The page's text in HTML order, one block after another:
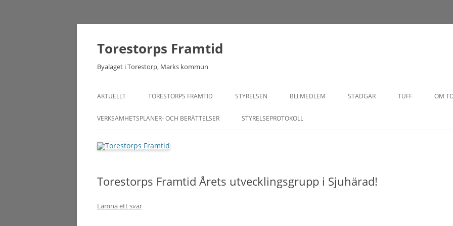
Torestorps Framtid
Byalaget i Torestorp, Marks kommun
till
AKTUELLT TORESTORPS FRAMTID STYRELSEN BLI MEDLEM STADGAR TUFF OM
VERKSAMHETSPLANER- OCH BERÄTTELSER STYRELSEPROTOKOLL
Torestorps Framtid Årets utvecklingsgrupp i Sjuhärad!
Lämna ett svar